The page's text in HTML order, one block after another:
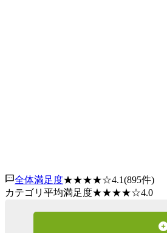
全体満足度★★★★☆4.1(895件)
カテゴリ平均満足度★★★★☆4.0